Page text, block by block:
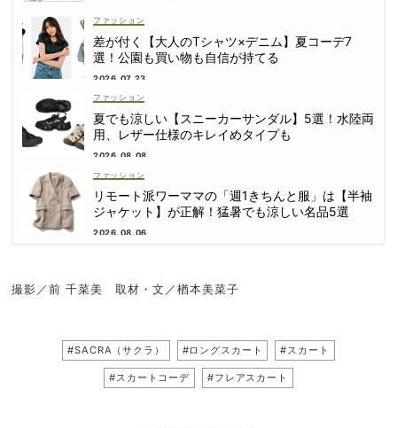
ファッション
差が付く【大人のTシャツ×デニム】夏コーデ7
選！公園も買い物も自信が持てる
2026.07.23
ファッション
夏でも涼しい【スニーカーサンダル】5選！水陸両
用、レザー仕様のキレイめタイプも
2026.08.08
ファッション
リモート派ワーママの「週1きちんと服」は【半袖
ジャケット】が正解！猛暑でも涼しい名品5選
2026.08.06
撮影／前 千菜美 取材・文／楢本美菜子
#SACRA（サクラ） #ロングスカート #スカート
#スカートコーデ #フレアスカート